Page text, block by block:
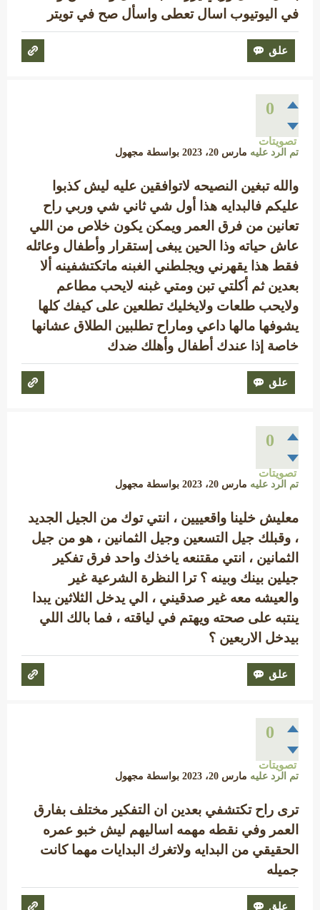
في اليوتيوب اسال تعطى واسأل صح في تويتر
0
تصويتات
تم الرد عليه مارس 20، 2023 بواسطة مجهول
والله تبغين النصيحه لاتوافقين عليه ليش كذبوا
عليكم فالبدايه هذا أول شي ثاني شي وربي راح
تعانين من فرق العمر ويمكن يكون خلاص من اللي
عاش حياته وذا الحين يبغى إستقرار وأطفال وعائله
فقط هذا يقهرني ويجلطني الغبنه ماتكتشفينه ألا
بعدين ثم أكلتي تبن ومتي غبنه لايحب مطاعم
ولايحب طلعات ولايخليك تطلعين على كيفك كلها
يشوفها مالها داعي وماراح تطلبين الطلاق عشانها
خاصة إذا عندك أطفال وأهلك ضدك
0
تصويتات
تم الرد عليه مارس 20، 2023 بواسطة مجهول
معليش خلينا واقعييين ، انتي توك من الجيل الجديد
، وقبلك جيل التسعين وجيل الثمانين ، هو من جيل
الثمانين ، انتي مقتنعه ياخذك واحد فرق تفكير
جيلين بينك وبينه ؟ ترا النظرة الشرعية غير
والعيشه معه غير صدقيني ، الي يدخل الثلاثين يبدا
ينتبه على صحته ويهتم في لياقته ، فما بالك اللي
بيدخل الاربعين ؟
0
تصويتات
تم الرد عليه مارس 20، 2023 بواسطة مجهول
ترى راح تكتشفي بعدين ان التفكير مختلف بفارق
العمر وفي نقطه مهمه اساليهم ليش خبو عمره
الحقيقي من البدايه ولاتغرك البدايات مهما كانت
جميله